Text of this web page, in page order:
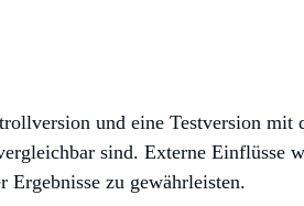
und eine Testversion mit
sind. Externe Einflüsse
zu gewährleisten.